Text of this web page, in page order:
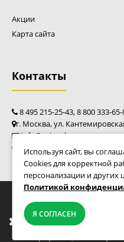
Мы переезжаем! С 21
работать по новому
Акции
Карта сайта
Контакты
8 495 215-25-43, 8 800 333-
г. Москва, ул.
info@caim-shop.ru
пн - пт: 10:00 - 20:00
сб - вс: 10:00 - 18:00
© Фирменный магазин
Используя сайт, вы
Cookies для корректной
персонализации и других
Политикой
Я СОГЛАСЕН